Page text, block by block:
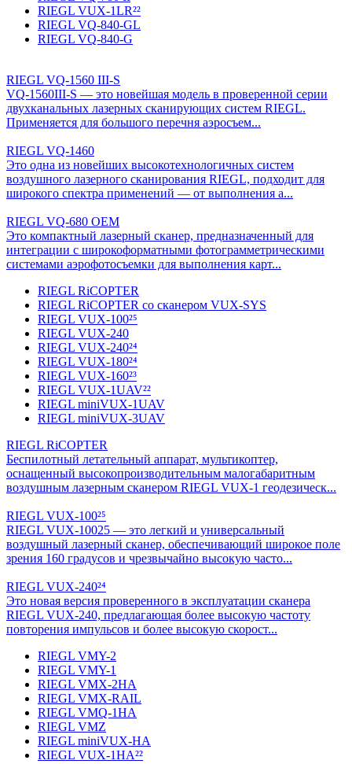
RIEGL VUX-1LR²²
RIEGL VQ-840-GL
RIEGL VQ-840-G
RIEGL VQ-1560 III-S
VQ-1560III-S — это новейшая модель в проверенной серии
двухканальных лазерных сканирующих систем RIEGL.
Применяется для большого перечня аэросъем...
RIEGL VQ-1460
Это одна из новейших высокотехнологичных систем
воздушного лазерного сканирования RIEGL, подходит для
широкого спектра применений — от выполнения а...
RIEGL VQ-680 OEM
Это компактный лазерный сканер, предназначенный для
интеграции с широкоформатными фотограмметрическими
системами аэрофотосъемки для выполнения карт...
RIEGL RiCOPTER
RIEGL RiCOPTER со сканером VUX-SYS
RIEGL VUX-100²⁵
RIEGL VUX-240
RIEGL VUX-240²⁴
RIEGL VUX-180²⁴
RIEGL VUX-160²³
RIEGL VUX-1UAV²²
RIEGL miniVUX-1UAV
RIEGL miniVUX-3UAV
RIEGL RiCOPTER
Беспилотный летательный аппарат, мультикоптер,
оснащенный высокопроизводительным малогабаритным
воздушным лазерным сканером RIEGL VUX-1 геодезическ...
RIEGL VUX-100²⁵
RIEGL VUX-10025 — это легкий и универсальный
воздушный лазерный сканер, обеспечивающий широкое поле
зрения 160 градусов и чрезвычайно высокую часто...
RIEGL VUX-240²⁴
Это новая версия проверенного в эксплуатации сканера
RIEGL VUX-240, предлагающая более высокую частоту
повторения импульсов и более высокую скорост...
RIEGL VMY-2
RIEGL VMY-1
RIEGL VMX-2HA
RIEGL VMX-RAIL
RIEGL VMQ-1HA
RIEGL VMZ
RIEGL miniVUX-HA
RIEGL VUX-1HA²²